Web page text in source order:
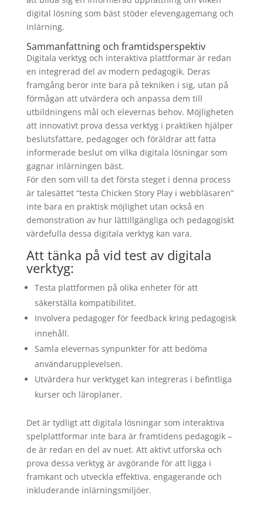
digital lösning som bäst stöder elevengagemang och
inlärning.
Sammanfattning och framtidsperspektiv
Digitala verktyg och interaktiva plattformar är redan
en integrerad del av modern pedagogik. Deras
framgång beror inte bara på tekniken i sig, utan på
förmågan att utvärdera och anpassa dem till
utbildningens mål och elevernas behov. Möjligheten
att innovativt prova dessa verktyg i praktiken hjälper
beslutsfattare, pedagoger och föräldrar att fatta
informerade beslut om vilka digitala lösningar som
gagnar inlärningen bäst.
För den som vill ta det första steget i denna process
är talesättet “testa Chicken Story Play i webbläsaren”
inte bara en praktisk möjlighet utan också en
demonstration av hur lättillgängliga och pedagogiskt
värdefulla dessa digitala verktyg kan vara.
Att tänka på vid test av digitala
verktyg:
Testa plattformen på olika enheter för att
säkerställa kompatibilitet.
Involvera pedagoger för feedback kring pedagogisk
innehåll.
Samla elevernas synpunkter för att bedöma
användarupplevelsen.
Utvärdera hur verktyget kan integreras i befintliga
kurser och läroplaner.
Det är tydligt att digitala lösningar som interaktiva
spelplattformar inte bara är framtidens pedagogik –
de är redan en del av nuet. Att aktivt utforska och
prova dessa verktyg är avgörande för att ligga i
framkant och utveckla effektiva, engagerande och
inkluderande inlärningsmiljöer.